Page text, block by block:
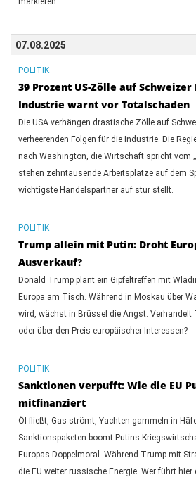
07.08.2025
POLITIK
39 Prozent US-Zölle auf Schweizer
Industrie warnt vor Totalschaden
Die USA verhängen drastische Zölle auf
verheerenden Folgen für die Industrie. Die
nach Washington, die Wirtschaft spricht vom
stehen zehntausende Arbeitsplätze auf dem
wichtigste Handelspartner auf stur stellt.
POLITIK
Trump allein mit Putin: Droht
Ausverkauf?
Donald Trump plant ein Gipfeltreffen mit
Europa am Tisch. Während in Moskau über
wird, wächst in Brüssel die Angst: Verhandelt
oder über den Preis europäischer Interessen?
POLITIK
Sanktionen verpufft: Wie die EU
mitfinanziert
Öl fließt, Gas strömt, Yachten gammeln in
Sanktionspaketen boomt Putins
Europas Doppelmoral. Während Trump mit
die EU weiter russische Energie. Wer führt